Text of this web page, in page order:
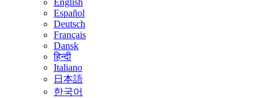
English
Español
Deutsch
Français
Dansk
हिन्दी
Italiano
日本語
한국어